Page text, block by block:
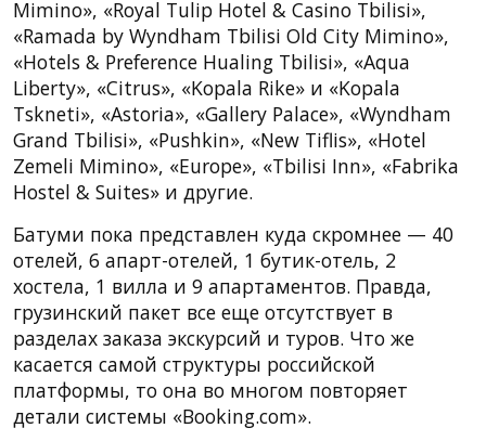
Mimino», «Royal Tulip Hotel & Casino Tbilisi»,
«Ramada by Wyndham Tbilisi Old City Mimino»,
«Hotels & Preference Hualing Tbilisi», «Aqua
Liberty», «Citrus», «Kopala Rike» и «Kopala
Tskneti», «Astoria», «Gallery Palace», «Wyndham
Grand Tbilisi», «Pushkin», «New Tiflis», «Hotel
Zemeli Mimino», «Europe», «Tbilisi Inn», «Fabrika
Hostel & Suites» и другие.
Батуми пока представлен куда скромнее — 40
отелей, 6 апарт-отелей, 1 бутик-отель, 2
хостела, 1 вилла и 9 апартаментов. Правда,
грузинский пакет все еще отсутствует в
разделах заказа экскурсий и туров. Что же
касается самой структуры российской
платформы, то она во многом повторяет
детали системы «Booking.com».